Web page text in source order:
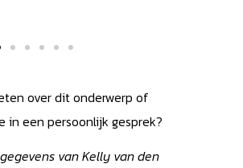
over dit onderwerp of
in een persoonlijk gesprek?
van Kelly van den